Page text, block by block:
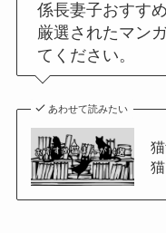
係長妻子おすす
厳選されたマン
てください。
あわせて読みたい